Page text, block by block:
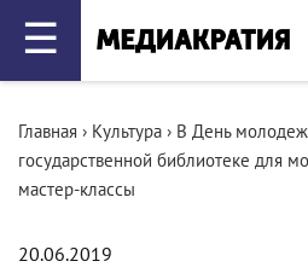
☰
Главная › Культура › В День
государственной библиотеке для
мастер-классы
20.06.2019